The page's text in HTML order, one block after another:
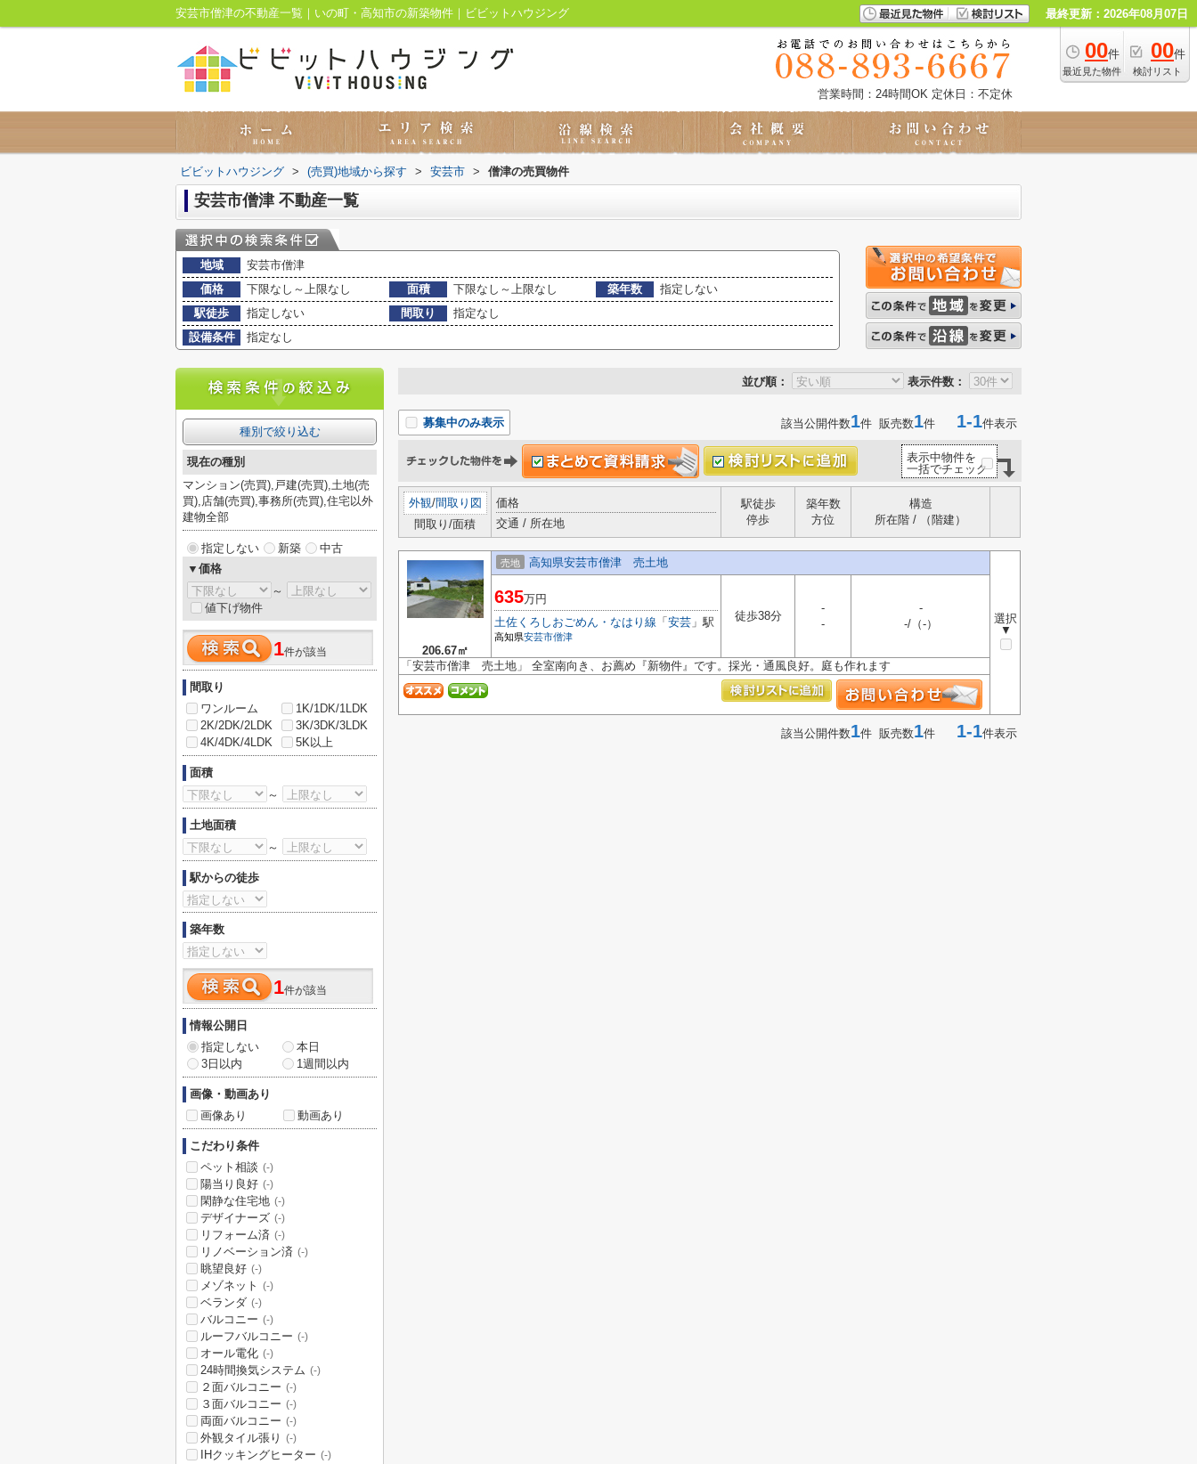
安芸市僧津の不動産一覧｜いの町・高知市の新築物件｜ビビットハウジング 最終更新：2026年08月07日
00件
最近見た物件
00件
検討リスト
営業時間：24時間OK 定休日：不定休
ビビットハウジング > (売買)地域から探す > 安芸市 > 僧津の売買物件
安芸市僧津 不動産一覧
地域
安芸市僧津
価格
下限なし～上限なし 面積 下限なし～上限なし 築年数
指定しない
駅徒歩
指定しない 間取り
指定なし
設備条件
指定なし
並び順： 表示件数：
募集中のみ表示 該当公開件数1件 販売数1件 1-1件表示
表示中物件を
一括でチェック
外観/間取り図
間取り/面積
価格
交通 / 所在地
駅徒歩
停歩
築年数
方位
構造
所在階 / （階建）
206.67㎡
売地 高知県安芸市僧津 売土地
選択
▼
635万円
土佐くろしおごめん・なはり線 「 安芸 」駅
高知県安芸市僧津
徒歩38分
-
-
-
-/（-）
「安芸市僧津 売土地」 全室南向き、お薦め『新物件』です。採光・通風良好。庭も作れます
該当公開件数1件 販売数1件 1-1件表示
種別で絞り込む
現在の種別
マンション(売買),戸建(売買),土地(売
買),店舗(売買),事務所(売買),住宅以外
建物全部
指定しない 新築
中古
▼価格
～
値下げ物件
1件が該当
間取り
ワンルーム
1K/1DK/1LDK
2K/2DK/2LDK
3K/3DK/3LDK
4K/4DK/4LDK
5K以上
面積
～
土地面積
～
駅からの徒歩
築年数
1件が該当
情報公開日
指定しない
本日
3日以内
1週間以内
画像・動画あり
画像あり
動画あり
こだわり条件
ペット相談 (-)
陽当り良好 (-)
閑静な住宅地 (-)
デザイナーズ (-)
リフォーム済 (-)
リノベーション済 (-)
眺望良好 (-)
メゾネット (-)
ベランダ (-)
バルコニー (-)
ルーフバルコニー (-)
オール電化 (-)
24時間換気システム (-)
２面バルコニー (-)
３面バルコニー (-)
両面バルコニー (-)
外観タイル張り (-)
IHクッキングヒーター (-)